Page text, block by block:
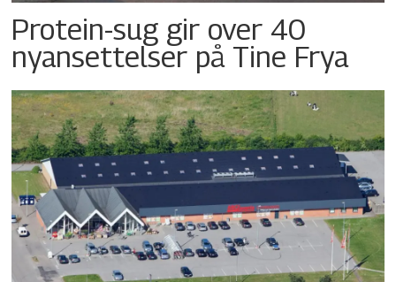
Protein-sug gir over 40
nyansettelser på Tine Frya